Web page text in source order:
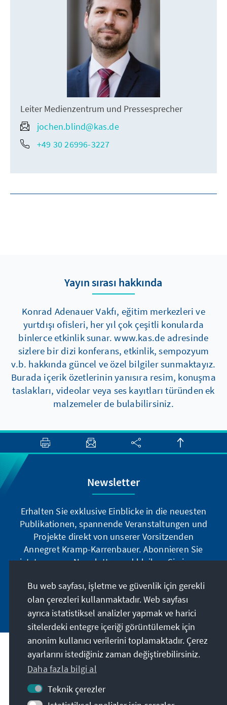
Leiter Medienzentrum und Pressesprecher
jochen.blind@kas.de
+49 30 26996-3227
Yayın sırası hakkında
Konrad Adenauer Vakfı, eğitim merkezleri ve
yurtdışı ofisleri, her yıl çok çeşitli konularda
binlerce etkinlik sunar. www.kas.de adresinde
sizlere bir dizi konferans, etkinlik, sempozyum
v.b. hakkında güncel ve özel bilgiler sunmaktayız.
Burada içerik özetlerinin yanısıra resim, konuşma
taslakları, videolar veya ses kayıtları türünden ek
malzemeler de bulabilirsiniz.
Newsletter
Erhalten Sie exklusive Einblicke in die neuesten
Publikationen, spannende Veranstaltungen und
Projekte direkt von unserer Vorsitzenden
Annegret Kramp-Karrenbauer. Abonnieren Sie
jetzt unseren Newsletter und bleiben Sie immer
Jetzt abonnieren
Misyonumuz
İletişim
Bu web sayfası, işletme ve güvenlik için gerekli
olan çerezleri kullanmaktadır. Web sayfası
ayrıca istatistiksel analizler yapmak ve harici
sitelerdeki entegre içeriği görüntülemek için
anonim kullanıcı verilerini toplamaktadır. Çerez
ayarlarını istediğiniz zaman değiştirebilirsiniz.
Daha fazla bilgi al
Teknik çerezler